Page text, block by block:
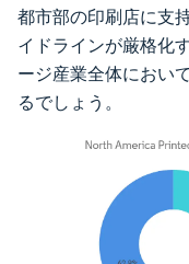
都市部の印刷店に支
イドラインが厳格化
ージ産業全体におい
るでしょう。